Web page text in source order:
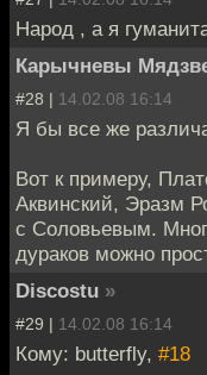
Народ , а я
Карычневы
#28 | 14.02.08 16:14
Я бы все же
Вот к примеру,
Аквинский, Эразм
с Соловьевым.
дураков можно
Discostu »
#29 | 14.02.08 16:14
Кому: butterfly, #18